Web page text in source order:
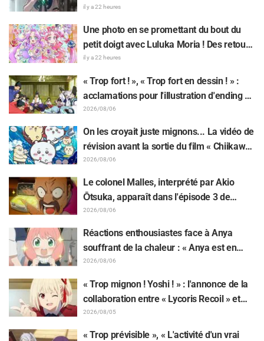
et premières images de l'épisode 6 de
l'anime « Goodbye, Lara » dévoilés !
il y a 22 heures
Une photo en se promettant du bout du
petit doigt avec Luluka Moria ! Des retours
sur le compte rendu de la comédienne de
doublage Nao Tōyama après avoir assisté
au Dream Stage de « Star Detective
Precure! » : « C’est le W Arcana »
il y a 22 heures
« Trop fort ! », « Trop fort en dessin ! » :
acclamations pour l'illustration d'ending du
13e épisode dessinée par Asaki Yuikawa,
la comédienne doublant le protagoniste
de « The Elusive Samurai »
2026/08/06
On les croyait juste mignons... La vidéo de
révision avant la sortie du film « Chiikawa
» suscite des réactions surprises face au
décalage : « C'est plus sévère qu'imaginé
», « Ça ne parle que de travail »
2026/08/06
Le colonel Malles, interprété par Akio
Ōtsuka, apparaît dans l'épisode 3 de
l'anime TV « The Ghost in the Shell » !
Commentaire du comédien et carte de fin
dévoilés
2026/08/06
Réactions enthousiastes face à Anya
souffrant de la chaleur : « Anya est en
train de fondre » sur l'illustration
d'annonce de « SPY x FAMILY »
2026/08/06
« Trop mignon ! Yoshi ! » : l'annonce de la
collaboration entre « Lycoris Recoil » et
Kumamine, créateur du « Chat au travail »,
suscite une pluie de « Yoshi ! »
2026/08/05
« Trop prévisible », « L'activité d'un vrai